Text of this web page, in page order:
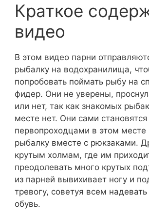
Краткое
видео
В этом видео парни
рыбалку на водохранилища,
попробовать поймать рыбу на
фидер. Они не уверены,
или нет, так как знакомых
месте нет. Они сами становятся
первопроходцами в этом месте
рыбалку вместе с рюкзаками.
крутым холмам, где им
преодолевать много крутых
из парней вывихивает ногу и
тревогу, советуя всем
обувь.